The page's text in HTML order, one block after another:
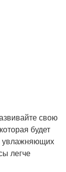
свою
будет
увлажняющих
легче